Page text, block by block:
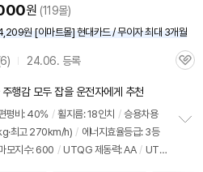
원 (119몰)
원 [이마트몰] 현대카드 / 무이자 최대 3개월
상
리
뷰
6) 24.06. 등록
관
행감 모두 잡을 운전자에게 추천
평비: 40% / 휠지름: 18인치 / 승용차용
최고 270km/h) / 에너지효율등급: 3등
모지수: 600 / UTQG 제동력: AA / UTQ